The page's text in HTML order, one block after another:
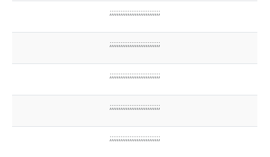
;;;;;;;;;;;;;;;;;;;;;;;;;;;;
;;;;;;;;;;;;;;;;;;;;;;;;;;;;
;;;;;;;;;;;;;;;;;;;;;;;;;;;;
;;;;;;;;;;;;;;;;;;;;;;;;;;;;
;;;;;;;;;;;;;;;;;;;;;;;;;;;;